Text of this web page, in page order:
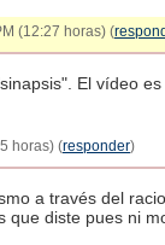
(12:27 horas) (
El vídeo es
horas) (responder)
a través del
que diste pues ni